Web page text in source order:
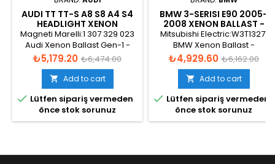
AUDI TT TT-S A8 S8 A4 S4
HEADLIGHT XENON
BALLAST - 1J0941641
1307329023
Magneti Marelli:1 307 329 023
Audi Xenon Ballast Gen-1 -
LRA960
Price
₺5,179.20 Regular
price
₺6,474.00
 Add to cart
 Lütfen sipariş vermeden
önce stok sorunuz
BMW 3-SERISI E90 2005-
2008 XENON BALLAST -
6948180
Mitsubishi Electric:W3T13271
BMW Xenon Ballast -
63126948180
Price
₺4,929.60 Regular
price
₺6,162.00
 Add to cart
 Lütfen sipariş vermeden
önce stok sorunuz